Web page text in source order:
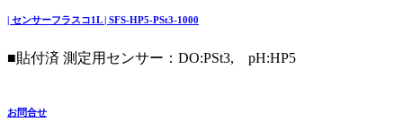
| センサーフラスコ1L | SFS-HP5-PSt3-1000
■貼付済 測定用センサー：DO:PSt3, pH:HP5
お問合せ